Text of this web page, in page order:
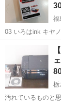
福
03 いろはink キヤ
栃
汚れているものと